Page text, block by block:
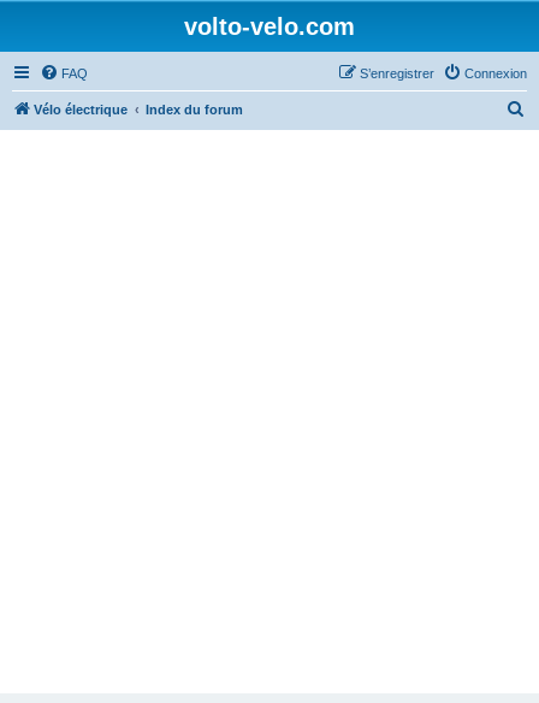
volto-velo.com
FAQ Connexion
S’enregistrer
Vélo électrique Index du forum